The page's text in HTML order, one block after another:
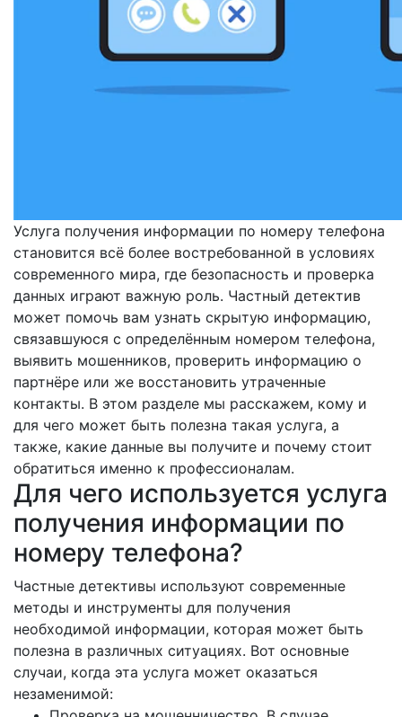
Услуга получения информации по номеру телефона
становится всё более востребованной в условиях
современного мира, где безопасность и проверка
данных играют важную роль. Частный детектив
может помочь вам узнать скрытую информацию,
связавшуюся с определённым номером телефона,
выявить мошенников, проверить информацию о
партнёре или же восстановить утраченные
контакты. В этом разделе мы расскажем, кому и
для чего может быть полезна такая услуга, а
также, какие данные вы получите и почему стоит
обратиться именно к профессионалам.
Для чего используется услуга
получения информации по
номеру телефона?
Частные детективы используют современные
методы и инструменты для получения
необходимой информации, которая может быть
полезна в различных ситуациях. Вот основные
случаи, когда эта услуга может оказаться
незаменимой: